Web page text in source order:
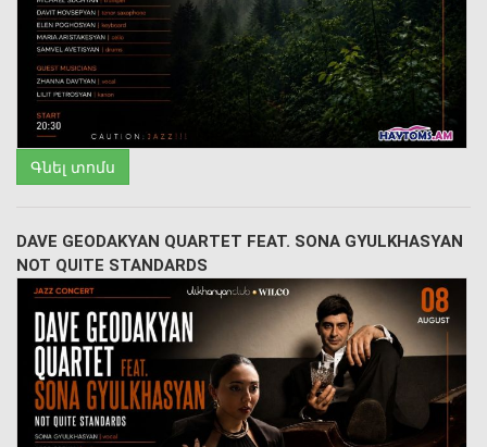
Գնել տոմս
DAVE GEODAKYAN QUARTET FEAT. SONA GYULKHASYAN
NOT QUITE STANDARDS